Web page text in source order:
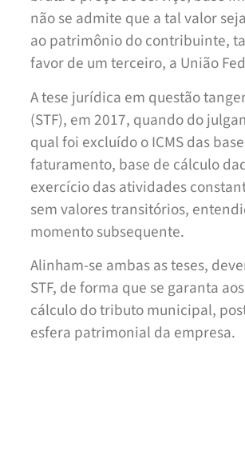
não se admite que a tal valor
ao patrimônio do contribuinte,
favor de um terceiro, a União
A tese jurídica em questão
(STF), em 2017, quando do
qual foi excluído o ICMS das
faturamento, base de cálculo
exercício das atividades
sem valores transitórios,
momento subsequente.
Alinham-se ambas as teses,
STF, de forma que se garanta
cálculo do tributo municipal,
esfera patrimonial da empresa.